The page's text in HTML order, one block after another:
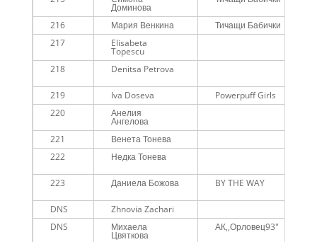
Доминова
216 Мария Венкина Тичащи Бабички
217
Elisabeta
Topescu
218
Denitsa Petrova
219
Iva Doseva Powerpuff Girls
220
Анелия
Ангелова
221
Венета Тонева
222
Недка Тонева
223
Даниела Божова BY THE WAY
DNS
Zhnovia Zachari
DNS
Михаела
Цвяткова
АК,,Орловец93"